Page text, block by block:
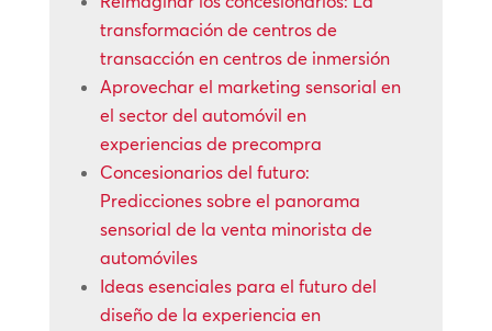
transformación de centros de
transacción en centros de inmersión
Aprovechar el marketing sensorial en
el sector del automóvil en
experiencias de precompra
Concesionarios del futuro:
Predicciones sobre el panorama
sensorial de la venta minorista de
automóviles
Ideas esenciales para el futuro del
diseño de la experiencia en